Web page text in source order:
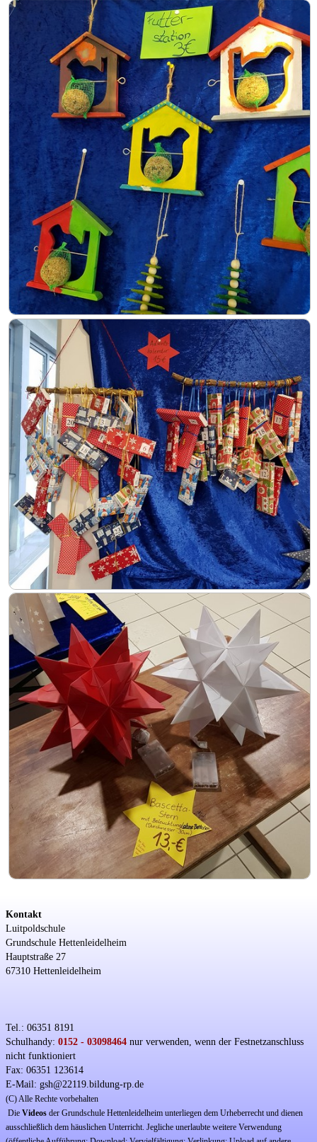
Kontakt
Luitpoldschule
Grundschule Hettenleidelheim
Hauptstraße 27
67310 Hettenleidelheim
Tel.: 06351 8191
Schulhandy: 0152 - 03098464 nur verwenden, wenn der Festnetzanschluss
nicht funktioniert
Fax: 06351 123614
E-Mail: gsh@22119.bildung-rp.de
(C) Alle Rechte vorbehalten
Die Videos der Grundschule Hettenleidelheim unterliegen dem Urheberrecht und dienen
ausschließlich dem häuslichen Unterricht. Jegliche unerlaubte weitere Verwendung